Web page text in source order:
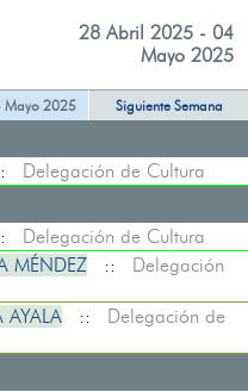
28 Abril 2025 - 04
Mayo 2025
Mayo 2025 Siguiente Semana
Delegación de Cultura
Delegación de Cultura
MÉNDEZ :: Delegación
AYALA :: Delegación de